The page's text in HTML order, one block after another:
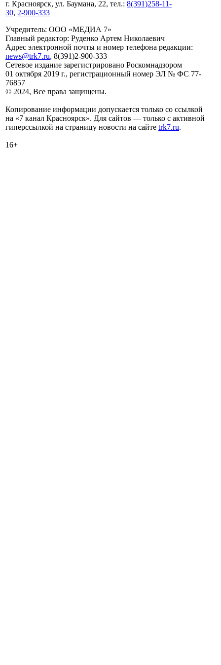
г. Красноярск, ул. Баумана, 22, тел.: 8(391)258-11-
30, 2-900-333
Учредитель: ООО «МЕДИА 7»
Главный редактор: Руденко Артем Николаевич
Адрес электронной почты и номер телефона редакции:
news@trk7.ru, 8(391)2-900-333
Сетевое издание зарегистрировано Роскомнадзором
01 октября 2019 г., регистрационный номер ЭЛ № ФС 77-
76857
© 2024, Все права защищены.
Копирование информации допускается только со ссылкой
на «7 канал Красноярск». Для сайтов — только с активной
гиперссылкой на страницу новости на сайте trk7.ru.
16+